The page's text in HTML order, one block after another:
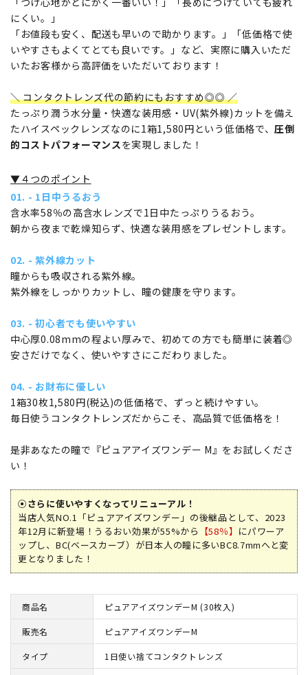
にくい。」
「お値段も安く、配送も早いので助かります。」「低価格で使
いやすさもよくてとても良いです。」など、実際に購入いただ
いたお客様から高評価をいただいております！
＼ コンタクトレンズ代の節約にもおすすめ◎◎ ／
たっぷり潤う水分量・快適な装用感・UV(紫外線)カットを備え
たハイスペックレンズなのに1箱1,580円という低価格で、圧倒
的コストパフォーマンスを実現しました！
▼４つのポイント
01. - 1日中うるおう
含水率58％の高含水レンズで1日中たっぷりうるおう。
朝から夜まで乾燥知らず、快適な装用感をプレゼントします。
02. - 紫外線カット
瞳からも吸収される紫外線。
紫外線をしっかりカットし、瞳の健康を守ります。
03. - 初心者でも使いやすい
中心厚0.08mmの程よい厚みで、初めての方でも簡単に装着◎
安さだけでなく、使いやすさにこだわりました。
04. - お財布に優しい
1箱30枚1,580円(税込)の低価格で、ずっと続けやすい。
毎日使うコンタクトレンズだからこそ、高品質で低価格を！
是非あなたの瞳で『ピュアアイズワンデー M』をお試しくださ
い！
⦿さらに使いやすくなってリニューアル！
当店人気NO.1「ピュアアイズワンデー」の後継品として、2023
年12月に新登場！うるおい効果が55%から 【58％】 にパワーア
ップし、BC(ベースカーブ）が日本人の瞳に多いBC8.7mmへと変
更となりました！
商品名 ピュアアイズワンデーM (30枚入)
販売名 ピュアアイズワンデーM
タイプ 1日使い捨てコンタクトレンズ